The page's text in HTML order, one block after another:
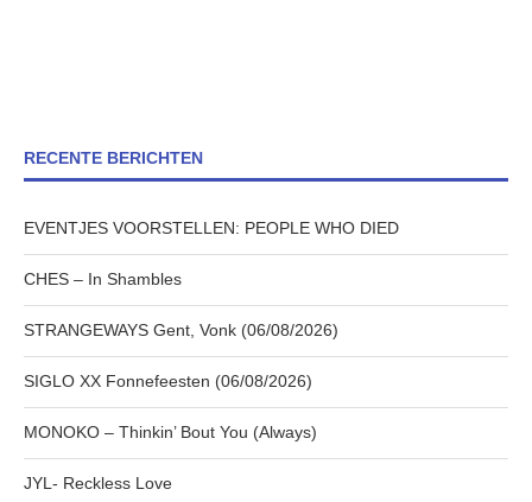
RECENTE BERICHTEN
EVENTJES VOORSTELLEN: PEOPLE WHO DIED
CHES – In Shambles
STRANGEWAYS Gent, Vonk (06/08/2026)
SIGLO XX Fonnefeesten (06/08/2026)
MONOKO – Thinkin’ Bout You (Always)
JYL- Reckless Love